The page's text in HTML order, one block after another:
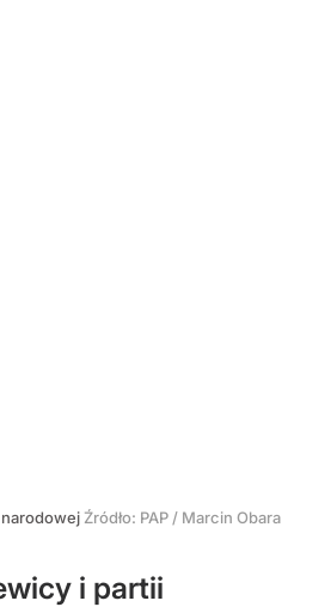
Źródło: PAP / Marcin Obara
i partii